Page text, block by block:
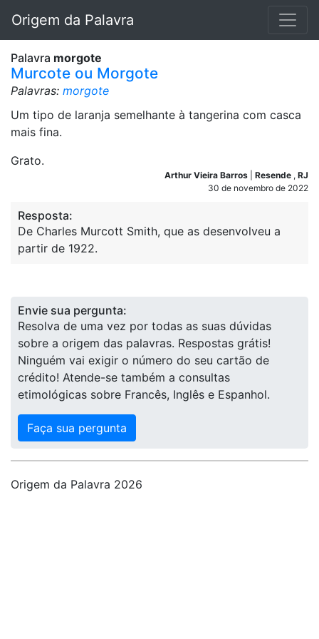
Origem da Palavra
Palavra morgote
Murcote ou Morgote
Palavras: morgote
Um tipo de laranja semelhante à tangerina com casca
mais fina.
Grato.
Arthur Vieira Barros Resende , RJ
30 de novembro de 2022
Resposta:
De Charles Murcott Smith, que as desenvolveu a
partir de 1922.
Envie sua pergunta:
Resolva de uma vez por todas as suas dúvidas
sobre a origem das palavras. Respostas grátis!
Ninguém vai exigir o número do seu cartão de
crédito! Atende-se também a consultas
etimológicas sobre Francês, Inglês e Espanhol.
Faça sua pergunta
Origem da Palavra 2026